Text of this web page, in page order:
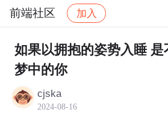
前端社区 加入
社区 前端社区 感慨 帖
如果以拥抱的姿势入睡
梦中的你
cjska
2024-08-16